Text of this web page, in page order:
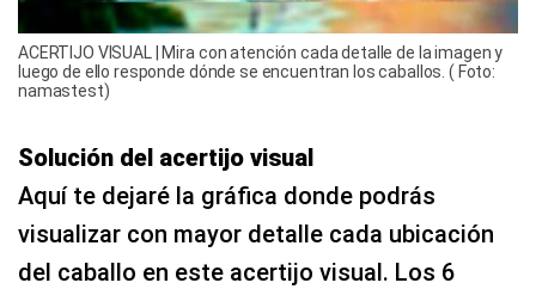
ACERTIJO VISUAL | Mira con atención cada detalle de la imagen y
luego de ello responde dónde se encuentran los caballos. ( Foto:
namastest)
Solución del acertijo visual
Aquí te dejaré la gráfica donde podrás
visualizar con mayor detalle cada ubicación
del caballo en este acertijo visual. Los 6